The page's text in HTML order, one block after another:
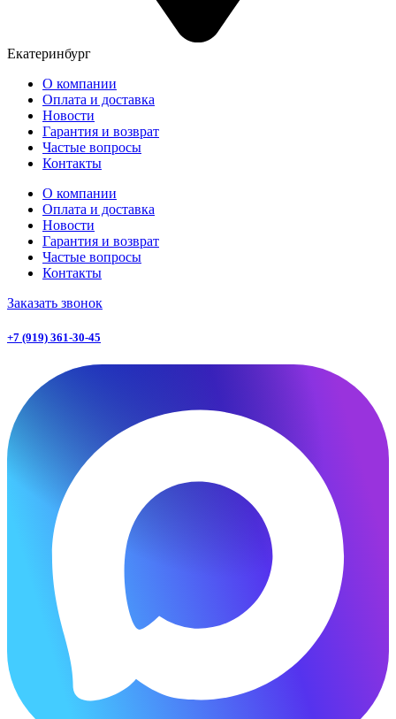
Екатеринбург
О компании
Оплата и доставка
Новости
Гарантия и возврат
Частые вопросы
Контакты
О компании
Оплата и доставка
Новости
Гарантия и возврат
Частые вопросы
Контакты
Заказать звонок
+7 (919) 361-30-45